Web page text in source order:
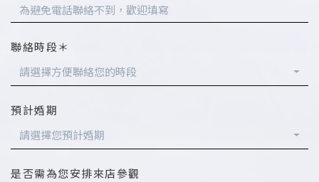
聯絡時段＊
請選擇方便聯絡您的時段
預計婚期
請選擇您預計婚期
是否需為您安排來店參觀